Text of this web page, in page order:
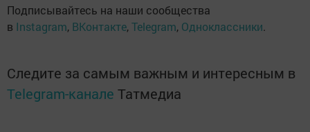
Подписывайтесь на наши сообщества
в Instagram, ВКонтакте,Telegram, Одноклассники.
Следите за самым важным и интересным в
Telegram-канале Татмедиа